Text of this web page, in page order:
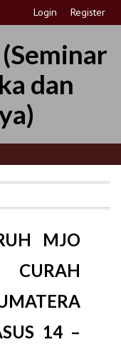
Login Register
dan
MJO
CURAH
14 –